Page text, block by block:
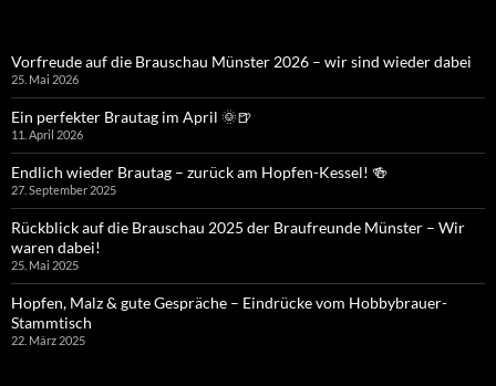
Vorfreude auf die Brauschau Münster 2026 – wir sind wieder dabei
25. Mai 2026
Ein perfekter Brautag im April 🌞🍺
11. April 2026
Endlich wieder Brautag – zurück am Hopfen-Kessel! 🍻
27. September 2025
Rückblick auf die Brauschau 2025 der Braufreunde Münster – Wir
waren dabei!
25. Mai 2025
Hopfen, Malz & gute Gespräche – Eindrücke vom Hobbybrauer-
Stammtisch
22. März 2025